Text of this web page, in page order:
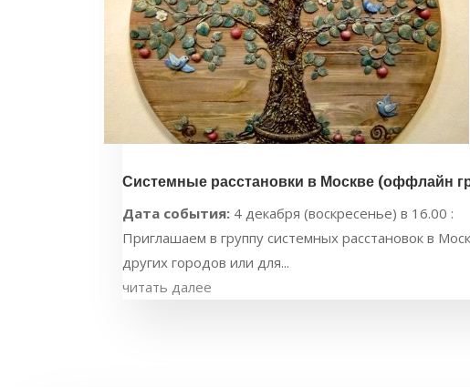
Системные расстановки в Москве (оффлайн
Дата события: 4 декабря (воскресенье) в 16.00 :
Приглашаем в группу системных расстановок в
других городов или для...
читать далее